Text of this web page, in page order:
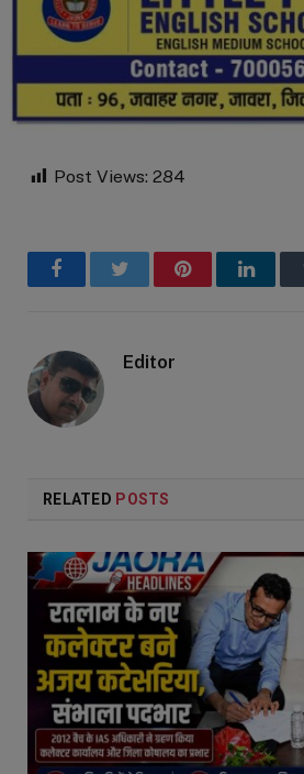
Post Views: 284
FacebookTwitter Pinterest
Editor
RELATED POSTS